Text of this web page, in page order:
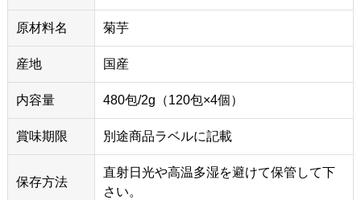
原材料名 菊芋
産地 国産
内容量 480包/2g（120包×4個）
賞味期限 別途商品ラベルに記載
保存方法
直射日光や高温多湿を避けて保管して下
さい。